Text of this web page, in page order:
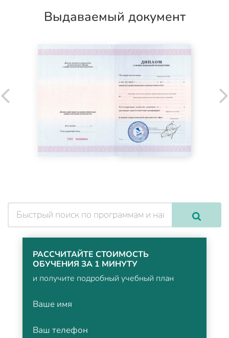
Выдаваемый документ
РАССЧИТАЙТЕ СТОИМОСТЬ
ОБУЧЕНИЯ ЗА 1 МИНУТУ
и получите подробный учебный план
Ваше имя
Ваш телефон